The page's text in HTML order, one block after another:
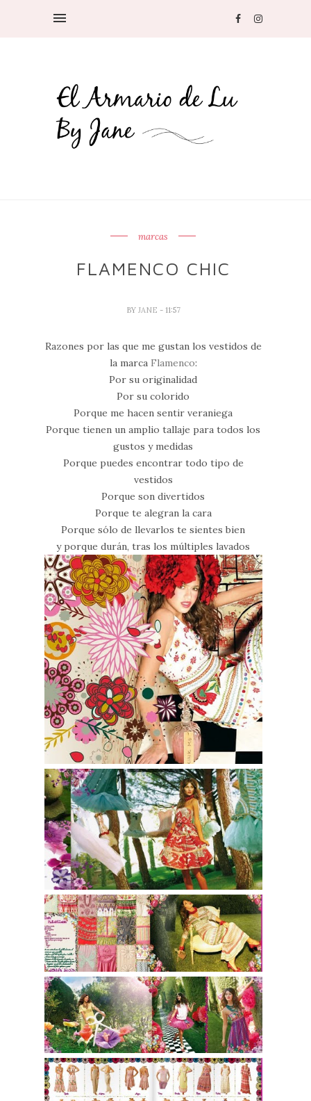
marcas
FLAMENCO CHIC
BY JANE - 11:57
Razones por las que me gustan los vestidos de
la marca Flamenco:
Por su originalidad
Por su colorido
Porque me hacen sentir veraniega
Porque tienen un amplio tallaje para todos los
gustos y medidas
Porque puedes encontrar todo tipo de
vestidos
Porque son divertidos
Porque te alegran la cara
Porque sólo de llevarlos te sientes bien
y porque durán, tras los múltiples lavados